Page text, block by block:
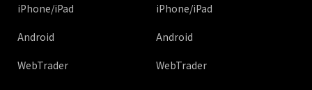
iPhone/iPad
Android
WebTrader
iPhone/iPad
Android
WebTrader